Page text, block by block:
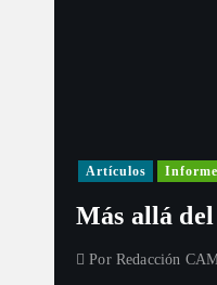
Artículos
Más allá
Por Redacción